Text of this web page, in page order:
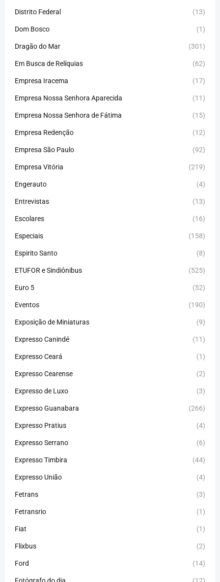
Distrito Federal (13)
Dom Bosco (1)
Dragão do Mar (301)
Em Busca de Relíquias (62)
Empresa Iracema (17)
Empresa Nossa Senhora Aparecida (11)
Empresa Nossa Senhora de Fátima (15)
Empresa Redenção (12)
Empresa São Paulo (92)
Empresa Vitória (219)
Engerauto (4)
Entrevistas (13)
Escolares (16)
Especiais (158)
Espirito Santo (8)
ETUFOR e Sindiônibus (525)
Euro 5 (52)
Eventos (190)
Exposição de Miniaturas (9)
Expresso Canindé (11)
Expresso Ceará (1)
Expresso Cearense (2)
Expresso de Luxo (3)
Expresso Guanabara (266)
Expresso Pratius (4)
Expresso Serrano (6)
Expresso Timbira (44)
Expresso União (4)
Fetrans (3)
Fetransrio (1)
Fiat (1)
Flixbus (2)
Ford (14)